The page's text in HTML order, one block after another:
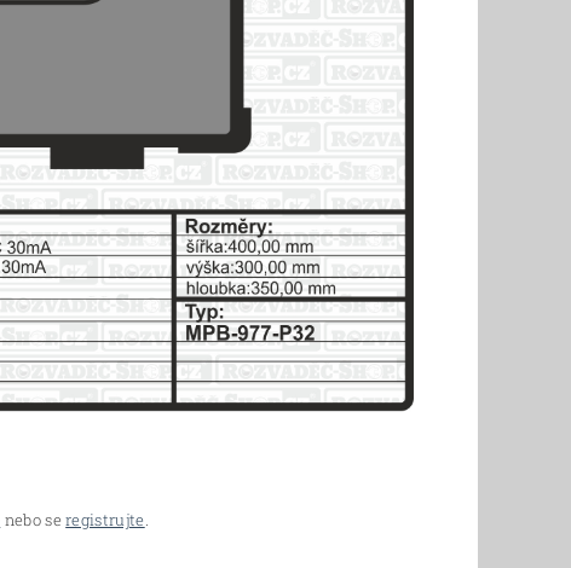
nebo seregistrujte.